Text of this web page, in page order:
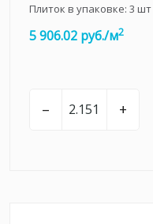
Плиток в упаковке: 3 шт
5 906.02 руб./м2
– +